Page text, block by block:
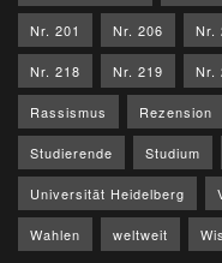
Nr. 201 Nr. 206 Nr.
Nr. 218 Nr. 219 Nr.
Rassismus Rezension
Studierende Studium
Universität Heidelberg
Wahlen weltweit